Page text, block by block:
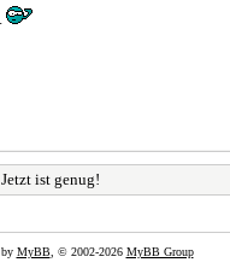
ist genug!
MyBB, © 2002-2026 MyBB Group